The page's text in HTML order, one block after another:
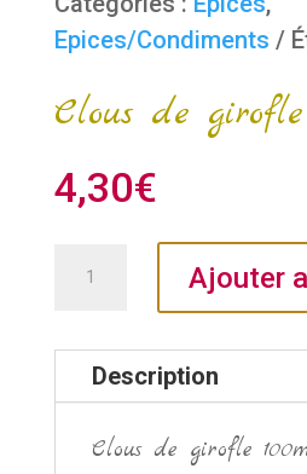
Epices/Condiments
Clous de girofle
4,30€
girofle
Ajouter
Description
Clous de girofle